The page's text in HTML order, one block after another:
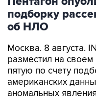
подборку
об НЛО
Москва. 8 августа.
разместил на
пятую по счету
американских
аномальных